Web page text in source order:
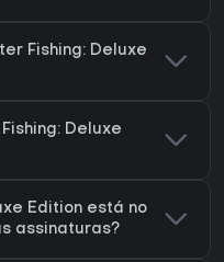
Fishing: Deluxe
Deluxe
Edition está no
assinaturas?